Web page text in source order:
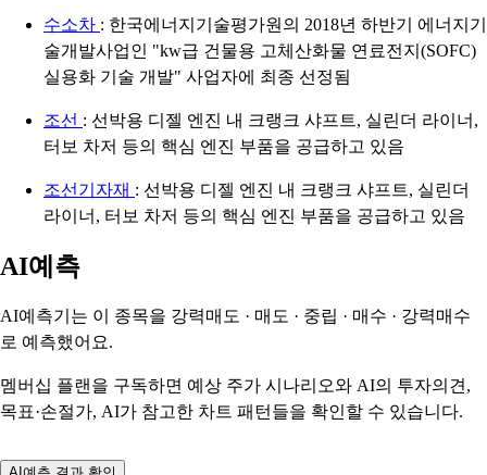
수소차 : 한국에너지기술평가원의 2018년 하반기 에너지기
술개발사업인 "kw급 건물용 고체산화물 연료전지(SOFC)
실용화 기술 개발" 사업자에 최종 선정됨
조선 : 선박용 디젤 엔진 내 크랭크 샤프트, 실린더 라이너,
터보 차저 등의 핵심 엔진 부품을 공급하고 있음
조선기자재 : 선박용 디젤 엔진 내 크랭크 샤프트, 실린더
라이너, 터보 차저 등의 핵심 엔진 부품을 공급하고 있음
AI예측
AI예측기는 이 종목을 강력매도 · 매도 · 중립 · 매수 · 강력매수
로 예측했어요.
멤버십 플랜을 구독하면 예상 주가 시나리오와 AI의 투자의견,
목표·손절가, AI가 참고한 차트 패턴들을 확인할 수 있습니다.